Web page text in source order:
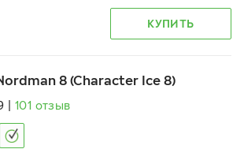
КУПИТЬ
8 (Character Ice 8)
101 отзыв